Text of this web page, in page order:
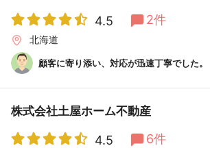
4.5 2件
北海道
顧客に寄り添い、対応が迅速丁寧でした。
株式会社土屋ホーム不動産
4.5 6件